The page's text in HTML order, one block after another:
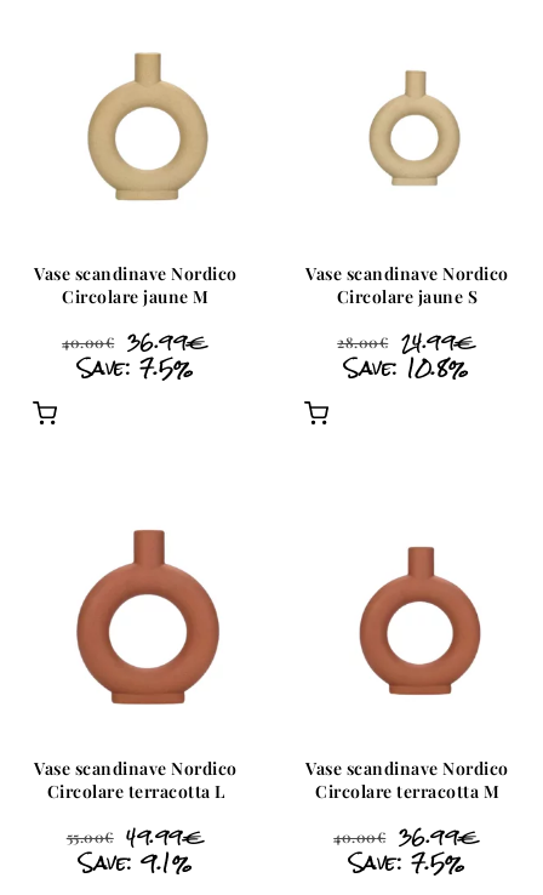
Vase scandinave Nordico
Circolare jaune M
40.00€ 36.99€
Save: 7.5%
Vase scandinave Nordico
Circolare jaune S
28.00€ 24.99€
Save: 10.8%
Vase scandinave Nordico
Circolare terracotta L
55.00€ 49.99€
Save: 9.1%
Vase scandinave Nordico
Circolare terracotta M
40.00€ 36.99€
Save: 7.5%